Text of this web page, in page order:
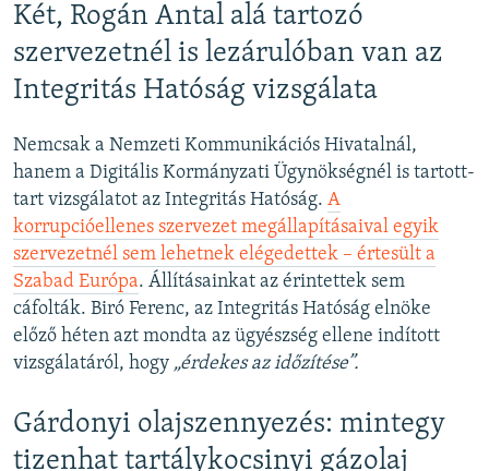
Két, Rogán Antal alá tartozó
szervezetnél is lezárulóban van az
Integritás Hatóság vizsgálata
Nemcsak a Nemzeti Kommunikációs Hivatalnál,
hanem a Digitális Kormányzati Ügynökségnél is tartott-
tart vizsgálatot az Integritás Hatóság. A
korrupcióellenes szervezet megállapításaival egyik
szervezetnél sem lehetnek elégedettek – értesült a
Szabad Európa. Állításainkat az érintettek sem
cáfolták. Biró Ferenc, az Integritás Hatóság elnöke
előző héten azt mondta az ügyészség ellene indított
vizsgálatáról, hogy „érdekes az időzítése”.
Gárdonyi olajszennyezés: mintegy
tizenhat tartálykocsinyi gázolaj